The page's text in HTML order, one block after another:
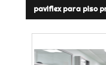
paviflex para piso